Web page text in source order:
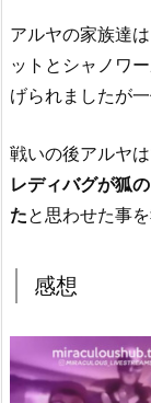
アルヤの家族達
ットとシャノワ
げられましたが一
戦いの後アルヤ
レディバグが狐
たと思わせた事を
感想